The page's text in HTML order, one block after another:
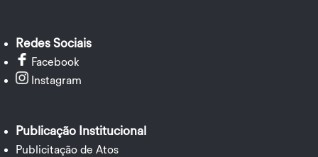
Redes Sociais
Facebook
Instagram
Publicação Institucional
Publicitação de Atos